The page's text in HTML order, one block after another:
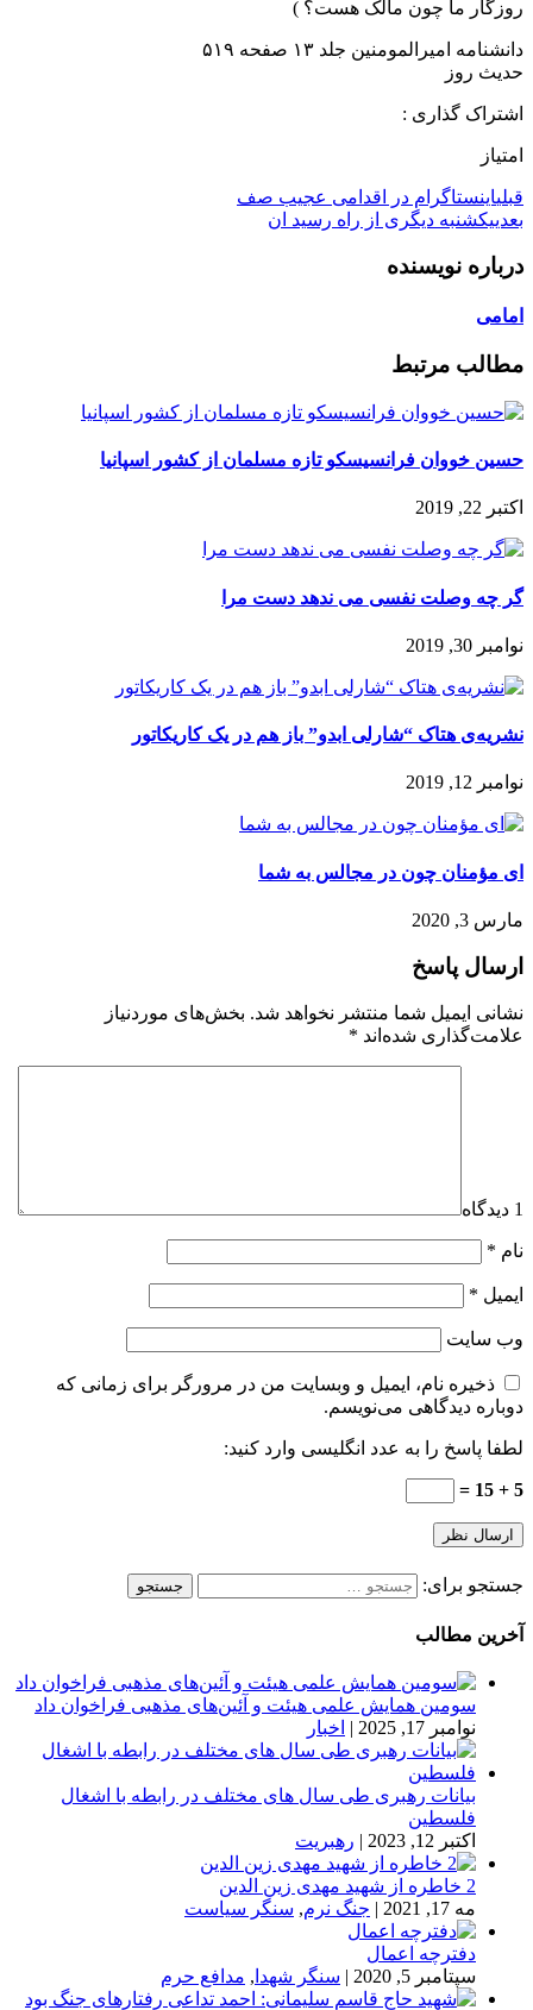
روزگار ما چون مالک هست؟ )
دانشنامه امیرالمومنین جلد ۱۳ صفحه ۵۱۹
حدیث روز
اشتراک گذاری :
امتیاز
قبلیاینستاگرام در اقدامی عجیب صف
بعدییکشنبه دیگری از راه رسید ان
درباره نویسنده
امامی
مطالب مرتبط
حسین خووان فرانسیسکو تازه مسلمان از کشور اسپانیا
اکتبر 22, 2019
گر چه وصلت نفسی می ندهد دست مرا
نوامبر 30, 2019
نشریه‌ی هتاک “شارلی ابدو” باز هم در یک کاریکاتور
نوامبر 12, 2019
ای مؤمنان چون در مجالس به شما
مارس 3, 2020
ارسال پاسخ
نشانی ایمیل شما منتشر نخواهد شد. بخش‌های موردنیاز
علامت‌گذاری شده‌اند *
1 دیدگاه
نام *
ایمیل *
وب‌ سایت
ذخیره نام، ایمیل و وبسایت من در مرورگر برای زمانی که
دوباره دیدگاهی می‌نویسم.
لطفا پاسخ را به عدد انگلیسی وارد کنید:
5 + 15 =
جستجو برای:
آخرین مطالب
سومین همایش علمی هیئت و آئین‌های مذهبی فراخوان داد
نوامبر 17, 2025
| اخبار
بیانات رهبری طی سال های مختلف در رابطه با اشغال
فلسطین
اکتبر 12, 2023
| رهبریت
2 خاطره از شهید مهدی زین الدین
مه 17, 2021
| جنگ نرم, سنگر سیاست
دفترچه اعمال
سپتامبر 5, 2020
| سنگر شهدا , مدافع حرم